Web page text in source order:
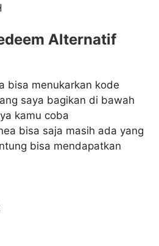
Alternatif
bisa menukarkan kode
saya bagikan di bawah
kamu coba
bisa saja masih ada yang
bisa mendapatkan